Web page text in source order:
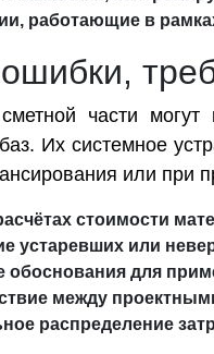
работающие в
части
Их системное
или при
стоимости
устаревших или
обоснования для
между
распределение